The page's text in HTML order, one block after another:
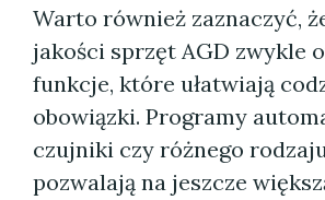
Warto również zaznaczyć,
jakości sprzęt AGD zwykle
funkcje, które ułatwiają
obowiązki. Programy
czujniki czy różnego
pozwalają na jeszcze